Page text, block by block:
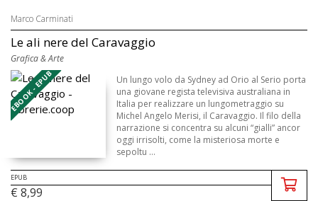
Marco Carminati
Le ali nere del Caravaggio
Grafica & Arte
EBOOK - EPUB
Un lungo volo da Sydney ad Orio al Serio porta
una giovane regista televisiva australiana in
Italia per realizzare un lungometraggio su
Michel Angelo Merisi, il Caravaggio. Il filo della
narrazione si concentra su alcuni “gialli” ancor
oggi irrisolti, come la misteriosa morte e
sepoltu ...
EPUB
€ 8,99